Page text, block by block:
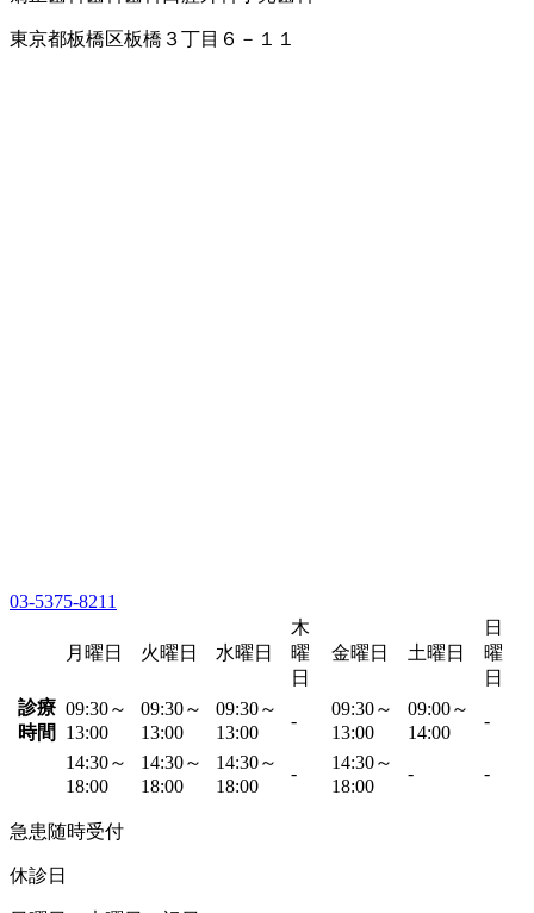
東京都板橋区板橋３丁目６－１１
03-5375-8211
月曜日 火曜日 水曜日
木
曜
日
金曜日 土曜日
日
曜
日
診療
時間
09:30～
13:00
09:30～
13:00
09:30～
13:00
-
09:30～
13:00
09:00～
14:00
-
14:30～
18:00
14:30～
18:00
14:30～
18:00
-
14:30～
18:00
- -
急患随時受付
休診日